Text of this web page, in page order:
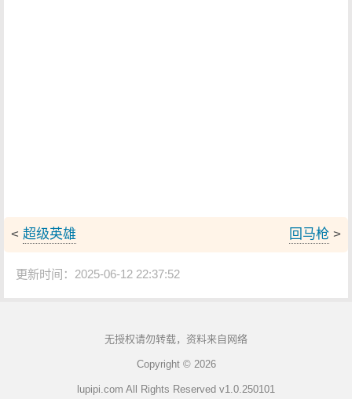
< 超级英雄 回马枪 >
更新时间：2025-06-12 22:37:52
无授权请勿转载，资料来自网络
Copyright © 2026
lupipi.com All Rights Reserved v1.0.250101